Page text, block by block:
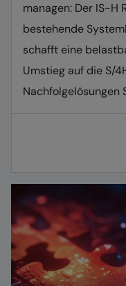
managen: Der IS-H
bestehende
schafft eine
Umstieg auf die S/
Nachfolgelösungen